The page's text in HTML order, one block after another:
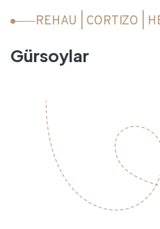
REHAU | CORTIZO |
Gürsoylar